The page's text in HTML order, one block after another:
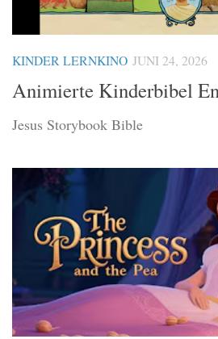
KINDER LERNKINO JUNI 24, 2026
Animierte Kinderbibel
Jesus Storybook Bible